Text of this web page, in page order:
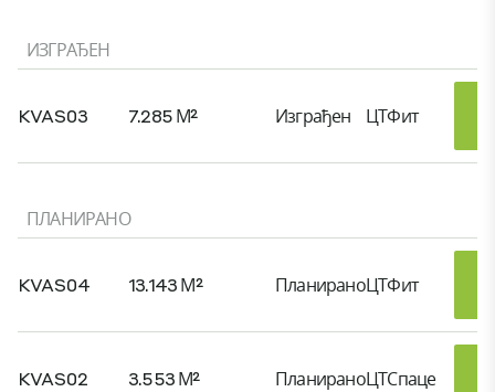
ИЗГРАЂЕН
KVAS03 7.285 М² Изграђен ЦТФит
ПЛАНИРАНО
KVAS04 13.143 М² ПланираноЦТФит
KVAS02 3.553 М² ПланираноЦТСпаце